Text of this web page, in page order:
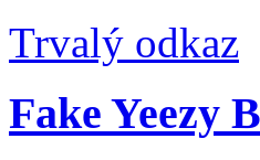
Trvalý odkaz
Fake Yeezy